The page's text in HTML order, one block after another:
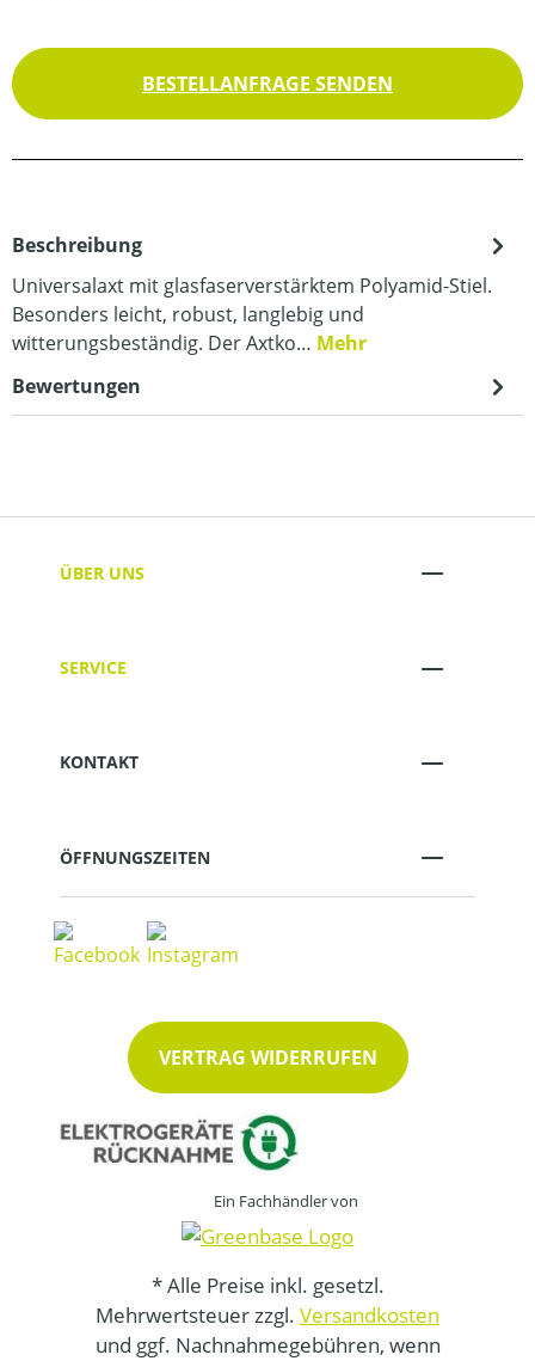
BESTELLANFRAGE SENDEN
Beschreibung
Universalaxt mit glasfaserverstärktem Polyamid-Stiel.
Besonders leicht, robust, langlebig und
witterungsbeständig. Der Axtko… Mehr
Bewertungen
ÜBER UNS
SERVICE
KONTAKT
ÖFFNUNGSZEITEN
VERTRAG WIDERRUFEN
Ein Fachhändler von
* Alle Preise inkl. gesetzl.
Mehrwertsteuer zzgl. Versandkosten
und ggf. Nachnahmegebühren, wenn